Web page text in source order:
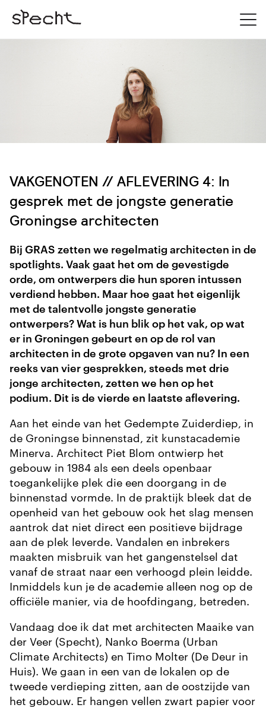
VAKGENOTEN // AFLEVERING 4: In
gesprek met de jongste generatie
Groningse architecten
Bij GRAS zetten we regelmatig architecten in de
spotlights. Vaak gaat het om de gevestigde
orde, om ontwerpers die hun sporen intussen
verdiend hebben. Maar hoe gaat het eigenlijk
met de talentvolle jongste generatie
ontwerpers? Wat is hun blik op het vak, op wat
er in Groningen gebeurt en op de rol van
architecten in de grote opgaven van nu? In een
reeks van vier gesprekken, steeds met drie
jonge architecten, zetten we hen op het
podium. Dit is de vierde en laatste aflevering.
Aan het einde van het Gedempte Zuiderdiep, in
de Groningse binnenstad, zit kunstacademie
Minerva. Architect Piet Blom ontwierp het
gebouw in 1984 als een deels openbaar
toegankelijke plek die een doorgang in de
binnenstad vormde. In de praktijk bleek dat de
openheid van het gebouw ook het slag mensen
aantrok dat niet direct een positieve bijdrage
aan de plek leverde. Vandalen en inbrekers
maakten misbruik van het gangenstelsel dat
vanaf de straat naar een verhoogd plein leidde.
Inmiddels kun je de academie alleen nog op de
officiële manier, via de hoofdingang, betreden.
Vandaag doe ik dat met architecten Maaike van
der Veer (Specht), Nanko Boerma (Urban
Climate Architects) en Timo Molter (De Deur in
Huis). We gaan in een van de lokalen op de
tweede verdieping zitten, aan de oostzijde van
het gebouw. Er hangen vellen zwart papier voor